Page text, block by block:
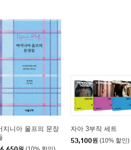
지니아 울프의 문장
자아 3부작 세트
53,100원 (10% 할인)